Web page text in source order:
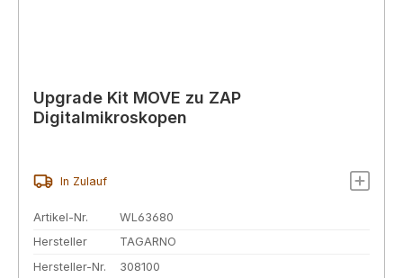
Upgrade Kit MOVE zu ZAP
Digitalmikroskopen
In Zulauf
Artikel-Nr.
WL63680
Hersteller
TAGARNO
Hersteller-Nr.
308100